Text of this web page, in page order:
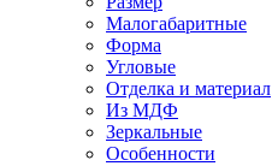
Малогабаритные
Форма
Угловые
Отделка и материал
Из МДФ
Зеркальные
Особенности